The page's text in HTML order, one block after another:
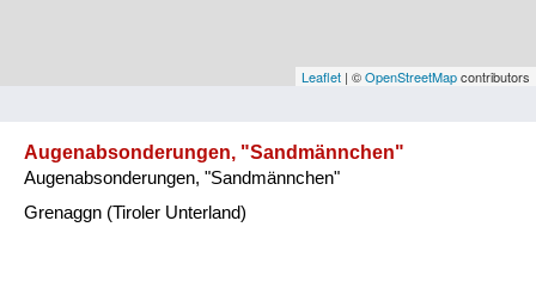
Vorarlberg
Kategorie
Leaflet | ©OpenStreetMapcontributors
Augenabsonderungen, "Sandmännchen"
Augenabsonderungen, "Sandmännchen"
Grenaggn (Tiroler Unterland)